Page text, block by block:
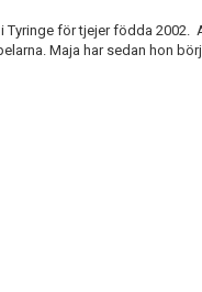
Tyringe för tjejer födda 2002.
Maja har sedan hon